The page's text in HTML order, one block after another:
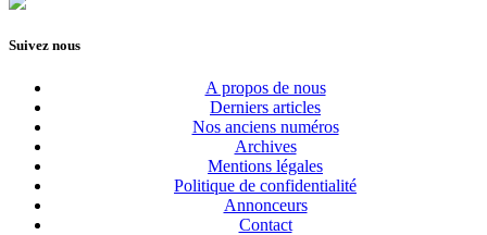
Suivez nous
A propos de nous
Derniers articles
Nos anciens numéros
Archives
Mentions légales
Politique de confidentialité
Annonceurs
Contact